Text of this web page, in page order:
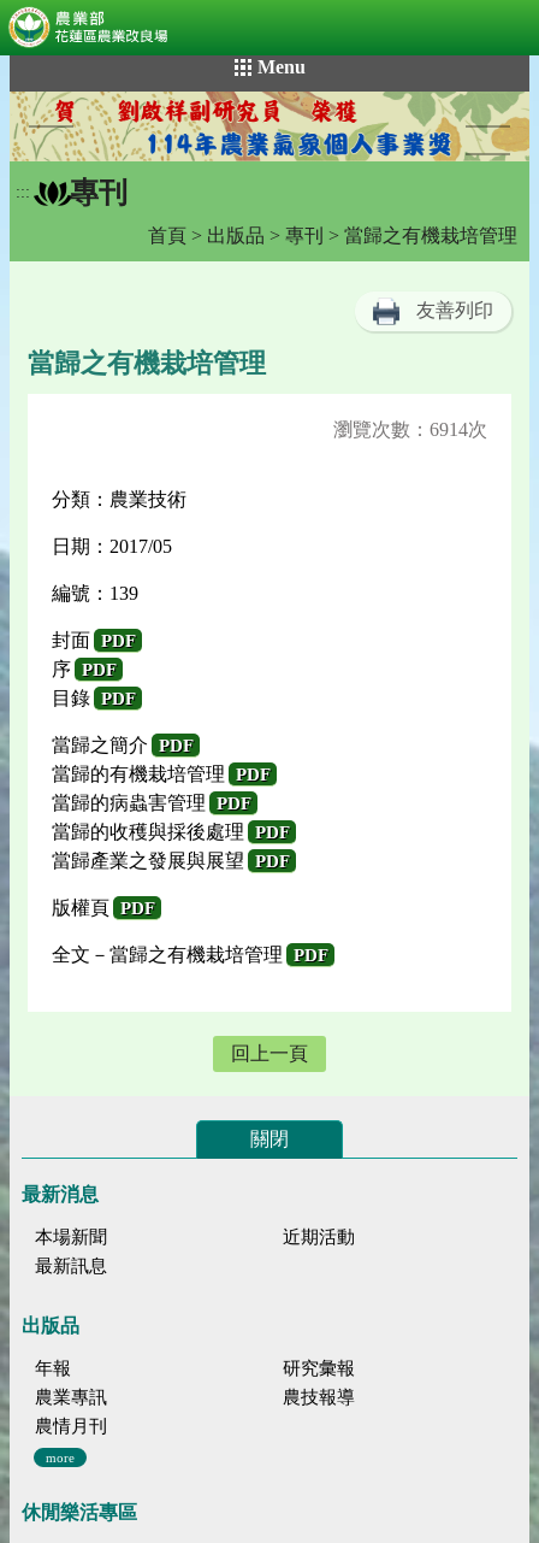
到
主
要
內
容
Menu
::: 專刊
首頁 > 出版品 > 專刊 > 當歸之有機栽培管理
友善列印
當歸之有機栽培管理
瀏覽次數：6914次
分類：農業技術
日期：2017/05
編號：139
封面 PDF
序 PDF
目錄 PDF
當歸之簡介 PDF
當歸的有機栽培管理 PDF
當歸的病蟲害管理 PDF
當歸的收穫與採後處理 PDF
當歸產業之發展與展望 PDF
版權頁 PDF
全文－當歸之有機栽培管理 PDF
回上一頁
關閉
最新消息
本場新聞
近期活動
最新訊息
出版品
年報
研究彙報
農業專訊
農技報導
農情月刊
more
休閒樂活專區